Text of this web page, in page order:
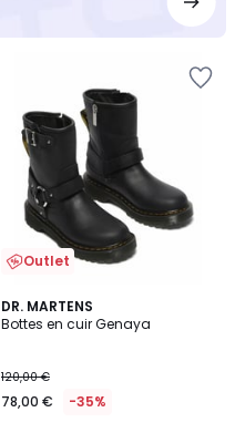
Outlet
DR. MARTENS
Bottes en cuir Genaya
120,00 €
78,00 € -35%